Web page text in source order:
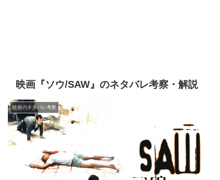
映画『ソウ/SAW』のネタバレ考察・解説
映画のネタバレ考察